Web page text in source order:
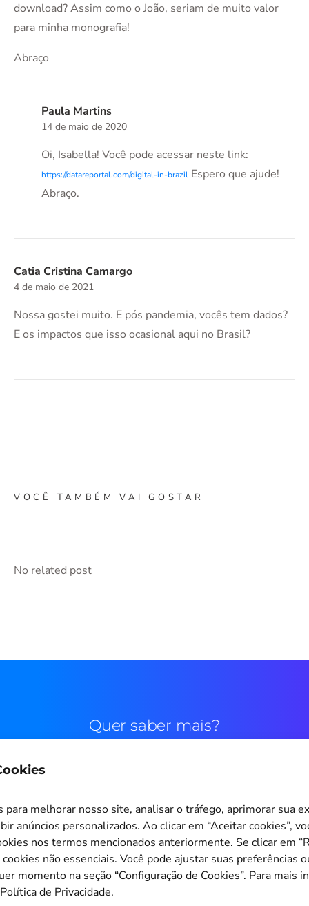
download? Assim como o João, seriam de muito valor
para minha monografia!
Abraço
Paula Martins
14 de maio de 2020
Oi, Isabella! Você pode acessar neste link:
https://datareportal.com/digital-in-brazil Espero que ajude!
Abraço.
Catia Cristina Camargo
4 de maio de 2021
Nossa gostei muito. E pós pandemia, vocês tem dados?
E os impactos que isso ocasional aqui no Brasil?
VOCÊ TAMBÉM VAI GOSTAR
No related post
para melhorar nosso site, analisar o tráfego, aprimorar sua
anúncios personalizados. Ao clicar em “Aceitar cookies”,
nos termos mencionados anteriormente. Se clicar em
não essenciais. Você pode ajustar suas preferências
momento na seção “Configuração de Cookies”. Para mais
de Privacidade.
Quer saber mais?
Configuração de Cookies